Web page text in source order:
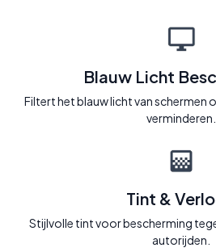
Blauw Licht
Filtert het blauw licht van schermen
verminderen.
Tint &
Stijlvolle tint voor bescherming
autorijden.